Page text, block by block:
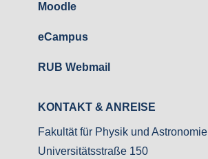
Moodle
eCampus
RUB Webmail
KONTAKT & ANREISE
Fakultät für Physik und Astronomie
Universitätsstraße 150